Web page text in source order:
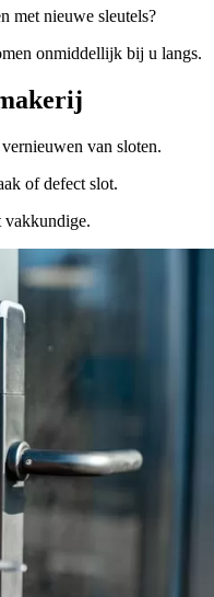
met nieuwe sleutels?
onmiddellijk bij u langs.
van sloten.
of defect slot.
vakkundige.